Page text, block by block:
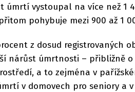
úmrtí vystoupal na více než 1
pohybuje mezi 900 až 1
z dosud registrovaných
nárůst úmrtnosti – přibližně
a to zejména v
v domovech pro seniory a